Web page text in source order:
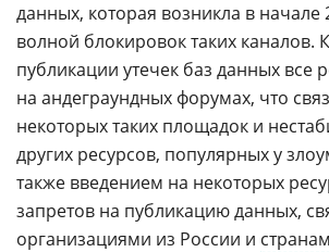
данных, которая возникла в начале
волной блокировок таких каналов.
публикации утечек баз данных все
на андеграундных форумах, что
некоторых таких площадок и
других ресурсов, популярных у
также введением на некоторых
запретов на публикацию данных,
организациями из России и